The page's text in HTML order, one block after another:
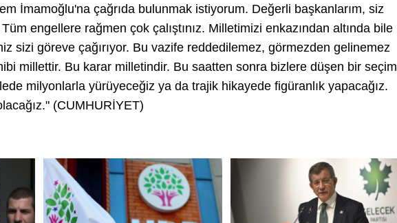
İmamoğlu'na çağrıda bulunmak istiyorum. Değerli başkanlarım, siz
engellere rağmen çok çalıştınız. Milletimizi enkazından altında bile
sizi göreve çağırıyor. Bu vazife reddedilemez, görmezden gelinemez
millettir. Bu karar milletindir. Bu saatten sonra bizlere düşen bir seçim
milyonlarla yürüyeceğiz ya da trajik hikayede figüranlık yapacağız.
(CUMHURİYET)